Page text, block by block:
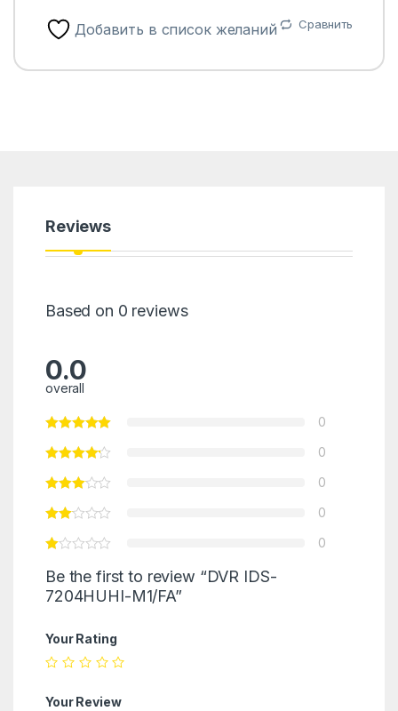
Добавить в список желаний Сравнить
Reviews
Based on 0 reviews
0.0
overall
0
0
0
0
0
Be the first to review “DVR IDS-
7204HUHI-M1/FA”
Your Rating
Your Review